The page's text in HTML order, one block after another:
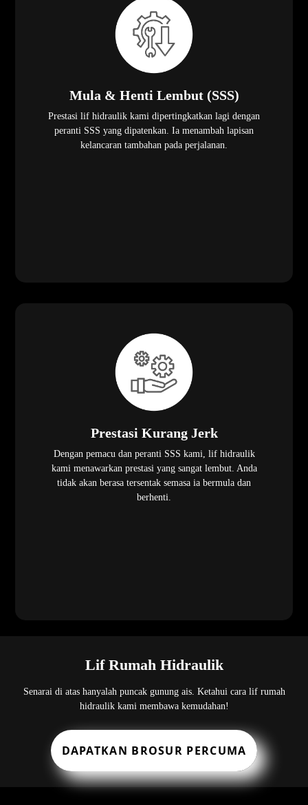
Mula & Henti Lembut (SSS)
Prestasi lif hidraulik kami dipertingkatkan lagi dengan
peranti SSS yang dipatenkan. Ia menambah lapisan
kelancaran tambahan pada perjalanan.
Prestasi Kurang Jerk
Dengan pemacu dan peranti SSS kami, lif hidraulik
kami menawarkan prestasi yang sangat lembut. Anda
tidak akan berasa tersentak semasa ia bermula dan
berhenti.
Lif Rumah Hidraulik
Senarai di atas hanyalah puncak gunung ais. Ketahui cara lif rumah
hidraulik kami membawa kemudahan!
DAPATKAN BROSUR PERCUMA